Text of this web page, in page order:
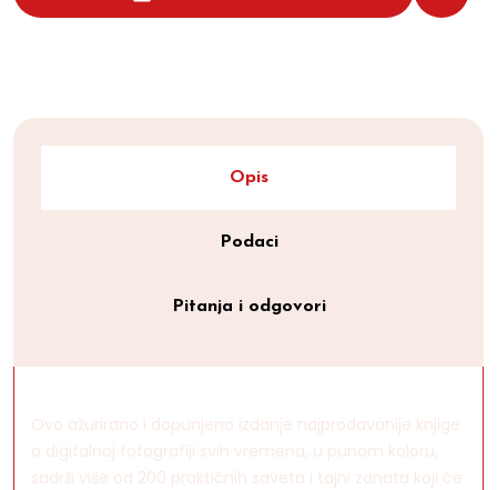
Opis
Podaci
Pitanja i odgovori
Ovo ažurirano i dopunjeno izdanje najprodavanije knjige
o digitalnoj fotografiji svih vremena, u punom koloru,
sadrži više od 200 praktičnih saveta i tajni zanata koji će